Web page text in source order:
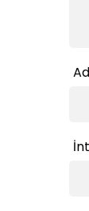
Ad